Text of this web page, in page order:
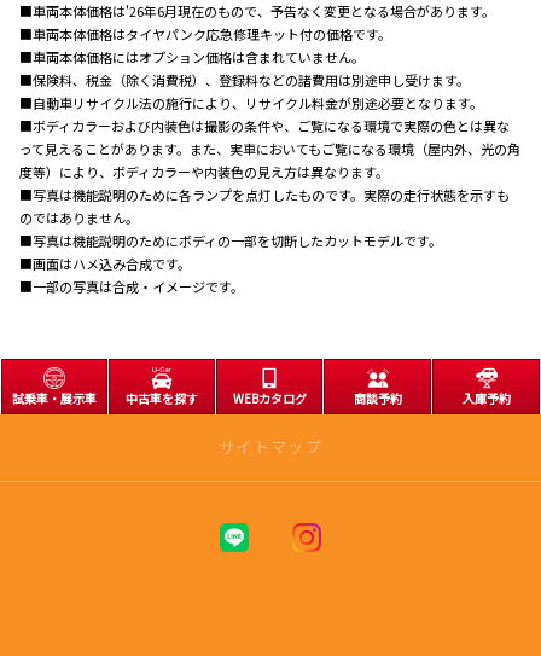
■車両本体価格は'26年6月現在のもので、予告なく変更となる場合があります。
■車両本体価格はタイヤパンク応急修理キット付の価格です。
■車両本体価格にはオプション価格は含まれていません。
■保険料、税金（除く消費税）、登録料などの諸費用は別途申し受けます。
■自動車リサイクル法の施行により、リサイクル料金が別途必要となります。
■ボディカラーおよび内装色は撮影の条件や、ご覧になる環境で実際の色とは異な
って見えることがあります。また、実車においてもご覧になる環境（屋内外、光の角
度等）により、ボディカラーや内装色の見え方は異なります。
■写真は機能説明のために各ランプを点灯したものです。実際の走行状態を示すも
のではありません。
■写真は機能説明のためにボディの一部を切断したカットモデルです。
■画面はハメ込み合成です。
■一部の写真は合成・イメージです。
試乗車・展示車 中古車を探す WEBカタログ 商談予約 入庫予約
サイトマップ